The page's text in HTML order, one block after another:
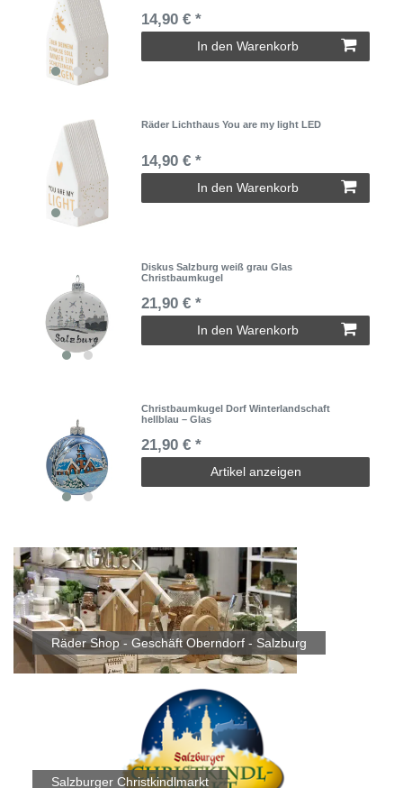
14,90 € *
In den Warenkorb
Räder Lichthaus You are my light LED
14,90 € *
In den Warenkorb
Diskus Salzburg weiß grau Glas
Christbaumkugel
21,90 € *
In den Warenkorb
Christbaumkugel Dorf Winterlandschaft
hellblau – Glas
21,90 € *
Artikel anzeigen
Räder Shop - Geschäft Oberndorf - Salzburg
Salzburger Christkindlmarkt